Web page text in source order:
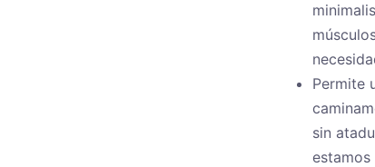
Permite
sin